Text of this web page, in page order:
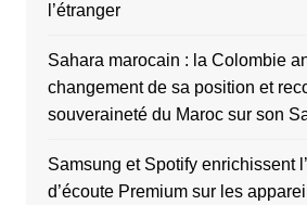
l’étranger
Sahara marocain : la Colombie
changement de sa position et
souveraineté du Maroc sur son
Samsung et Spotify enrichissent
d’écoute Premium sur les